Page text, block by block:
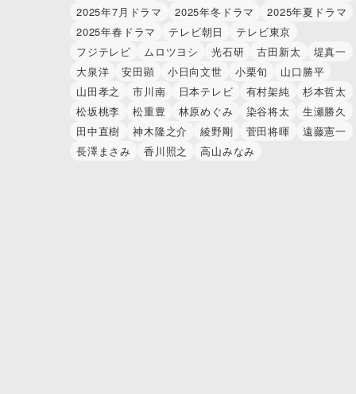
2025年7月ドラマ
2025年冬ドラマ
2025年夏ドラマ
2025年春ドラマ
テレビ朝日
テレビ東京
フジテレビ
ムロツヨシ 光石研 古田新太
堤真一
大泉洋
安田顕 小日向文世 小栗旬
山口勝平
山田孝之
市川南 日本テレビ 有村架純
杉本哲太
松坂桃李
松重豊 林原めぐみ 染谷将太
生瀬勝久
田中直樹
神木隆之介 綾野剛 菅田将暉
遠藤憲一
長澤まさみ
香川照之 高山みなみ